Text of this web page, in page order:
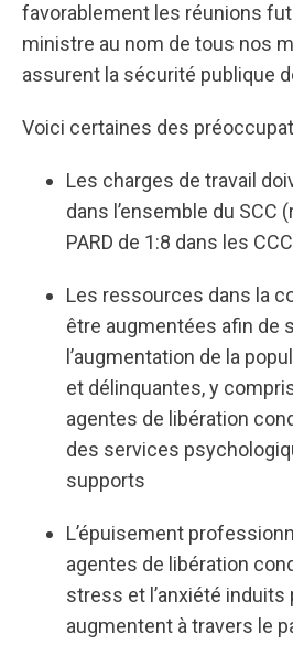
favorablement les réunions
ministre au nom de tous nos
assurent la sécurité publique
Voici certaines des
Les charges de travail
dans l’ensemble du SCC
PARD de 1:8 dans les
Les ressources dans la
être augmentées afin de
l’augmentation de la
et délinquantes, y
agentes de libération
des services
supports
L’épuisement
agentes de libération
stress et l’anxiété induits
augmentent à travers le